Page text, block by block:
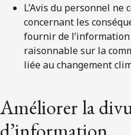
L’Avis du personnel
concernant les
fournir de
raisonnable sur la
liée au changement
Améliorer la